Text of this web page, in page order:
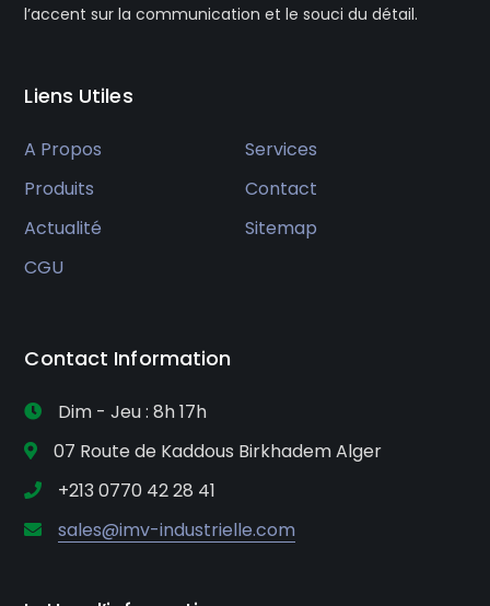
l’accent sur la communication et le souci du détail.
Liens Utiles
A Propos
Services
Produits
Contact
Actualité
Sitemap
CGU
Contact Information
Dim - Jeu : 8h 17h
07 Route de Kaddous Birkhadem Alger
+213 0770 42 28 41
sales@imv-industrielle.com